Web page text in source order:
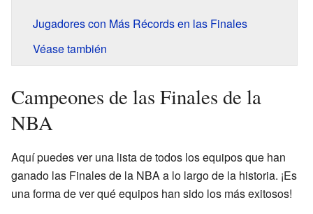
Jugadores con Más Récords en las Finales
Véase también
Campeones de las Finales de la
NBA
Aquí puedes ver una lista de todos los equipos que han
ganado las Finales de la NBA a lo largo de la historia. ¡Es
una forma de ver qué equipos han sido los más exitosos!